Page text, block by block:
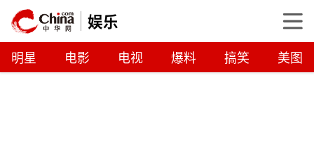
娱乐
明星 电影 电视 爆料 搞笑 美图